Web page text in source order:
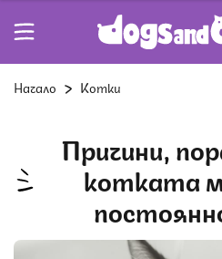
Начало Котки
Причини, поради които
котката